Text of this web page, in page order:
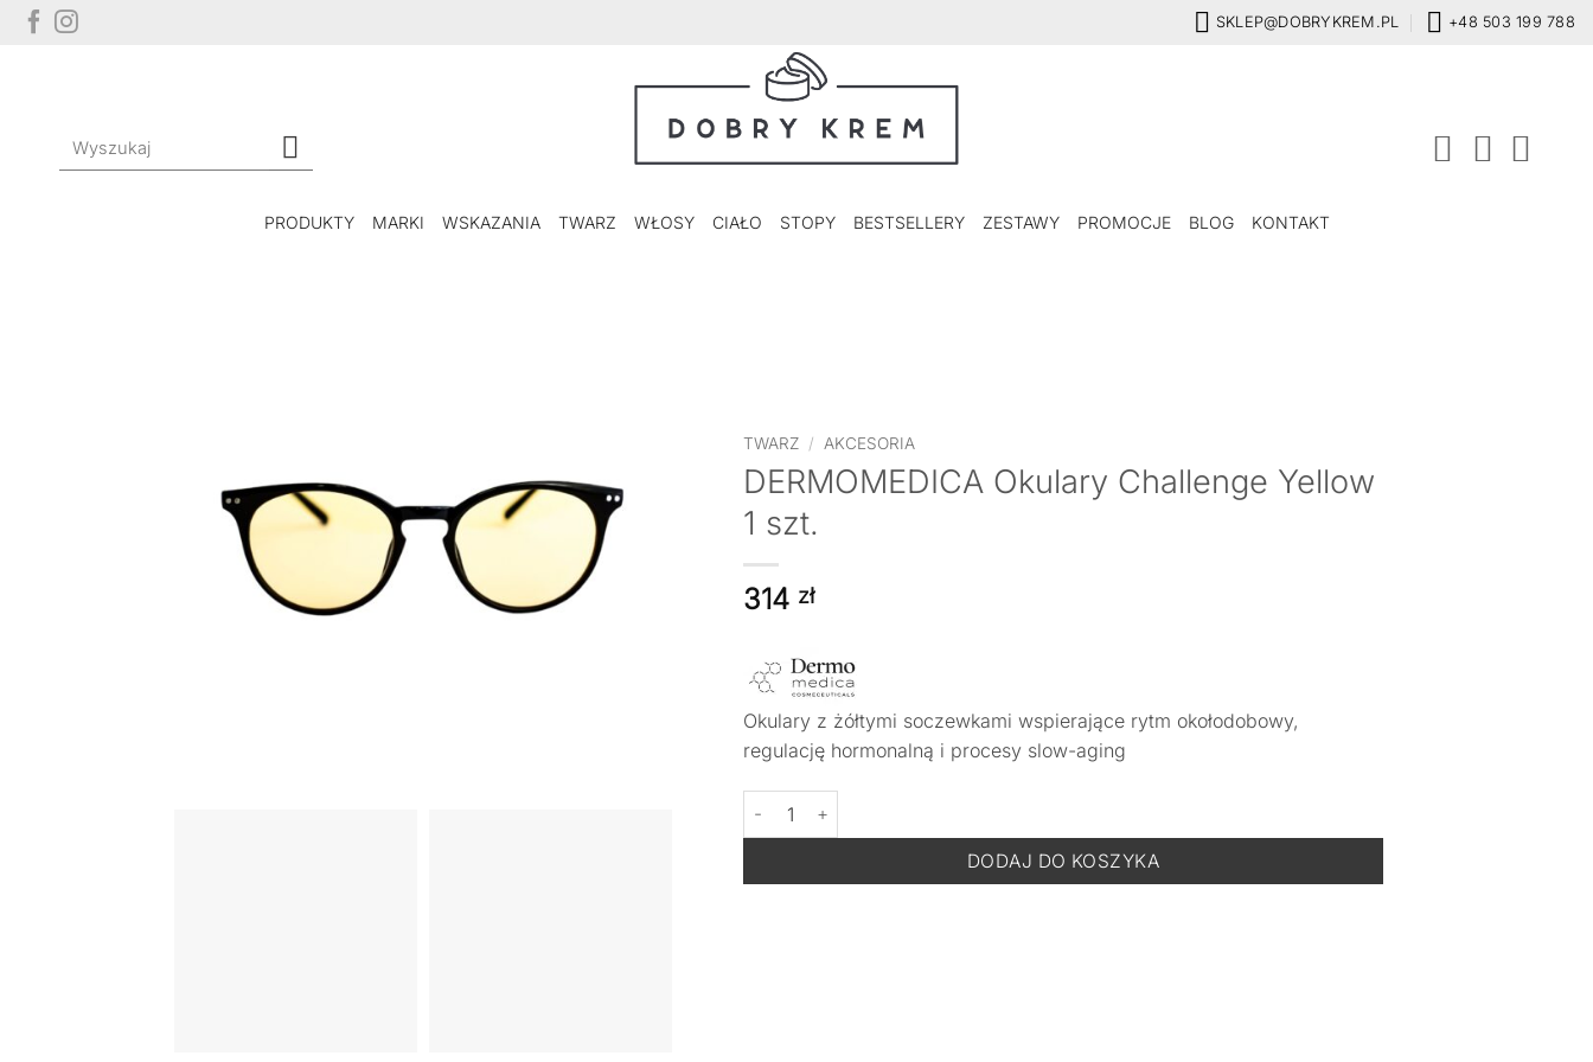
Przewiń
SKLEP@DOBRYKREM.PL +48 503 199 788
Szukaj:
PRODUKTY MARKI WSKAZANIA TWARZ WŁOSY CIAŁO STOPY BESTSELLERY ZESTAWY PROMOCJE BLOG KONTAKT
TWARZ / AKCESORIA
DERMOMEDICA Okulary Challenge Yellow
1 szt.
314 zł
Okulary z żółtymi soczewkami wspierające rytm okołodobowy,
regulację hormonalną i procesy slow-aging
ilość DERMOMEDICA Okulary Challenge Yellow 1 szt.
DODAJ DO KOSZYKA